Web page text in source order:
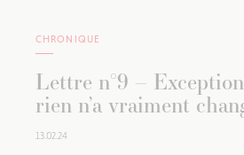
CHRONIQUE
Lettre n°9 –
rien n’a vraiment
13.02.24